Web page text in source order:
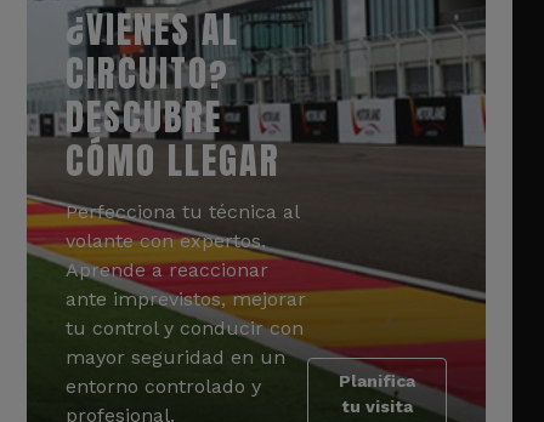
¿VIENES AL
CIRCUITO?
DESCUBRE
CÓMO LLEGAR
Perfecciona tu técnica al
volante con expertos.
Aprende a reaccionar
ante imprevistos, mejorar
tu control y conducir con
mayor seguridad en un
entorno controlado y
profesional.
Planifica
tu visita